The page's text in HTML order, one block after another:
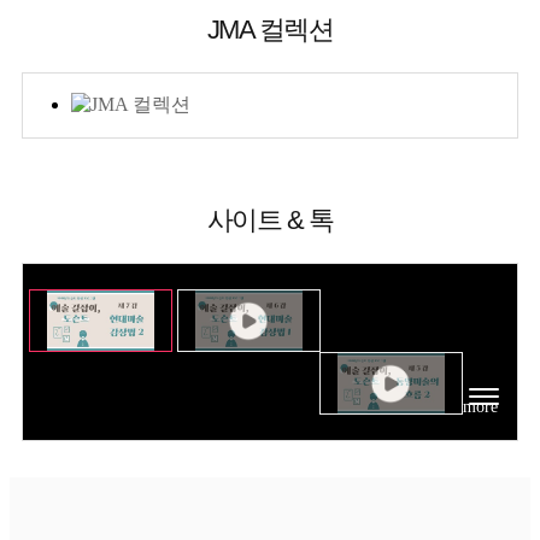
JMA 컬렉션
사이트 & 톡
more